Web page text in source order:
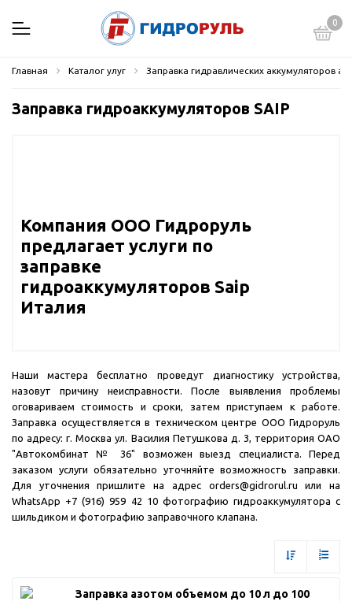
0
Главная Каталог улуг Заправка гидравлических аккумуляторов
Заправка гидроаккумуляторов SAIP
Компания ООО Гидроруль
предлагает услуги по
заправке
гидроаккумуляторов Saip
Италия
Наши мастера бесплатно проведут диагностику устройства,
назовут причину неисправности. После выявления проблемы
оговариваем стоимость и сроки, затем приступаем к работе.
Заправка осуществляется в техническом центре ООО Гидроруль
по адресу: г. Москва ул. Василия Петушкова д. 3, территория ОАО
"Автокомбинат № 36" возможен выезд специалиста. Перед
заказом услуги обязательно уточняйте возможность заправки.
Для уточнения пришлите на адрес orders@gidrorul.ru или на
WhatsApp +7 (916) 959 42 10 фотографию гидроаккумулятора с
шильдиком и фотографию заправочного клапана.
Заправка азотом объемом до 10 л до 100